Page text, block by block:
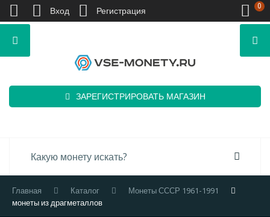
ЗАРЕГИСТРИРОВАТЬ МАГАЗИН
Главная Каталог
Монеты СССР 1961-1991
монеты из драгметаллов
Вход Регистрация 0